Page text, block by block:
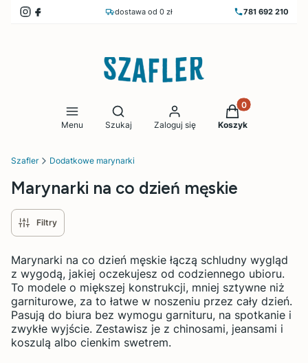
dostawa od 0 zł 781 692 210
Menu
Otwórz wyszukiwarkę
Szukaj Zaloguj się
Produkty w
Koszyk
Szafler Dodatkowe marynarki
Marynarki na co dzień męskie
Filtry
Marynarki na co dzień męskie łączą schludny wygląd
z wygodą, jakiej oczekujesz od codziennego ubioru.
To modele o miększej konstrukcji, mniej sztywne niż
garniturowe, za to łatwe w noszeniu przez cały dzień.
Pasują do biura bez wymogu garnituru, na spotkanie i
zwykłe wyjście. Zestawisz je z chinosami, jeansami i
koszulą albo cienkim swetrem.